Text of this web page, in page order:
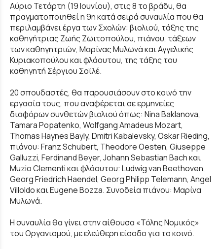
Αύριο Τετάρτη (19 Ιουνίου), στις 8 το βράδυ, θα
πραγματοποιηθεί η 9η κατά σειρά συναυλία που θα
περιλαμβάνει έργα των Σχολών: βιολιού, τάξης της
καθηγήτριας Ζωής Ζωιτοπούλου, πιάνου, τάξεων
των καθηγητριών, Μαρίνας Μυλωνά και Αγγελικής
Κυριακοπούλου και φλάουτου, της τάξης του
καθηγητή Σέργιου Σοϊλέ.
20 σπουδαστές, θα παρουσιάσουν στο κοινό την
εργασία τους, που αναφέρεται σε ερμηνείες
διαφόρων συνθετών βιολιού όπως: Nina Baklanova,
Tamara Popatenko, Wolfgang Amadeus Mozart,
Thomas Haynes Bayly, Dmitri Kabalevsky, Oskar Rieding,
πιάνου: Franz Schubert, Theodore Oesten, Giuseppe
Galluzzi, Ferdinand Beyer, Johann Sebastian Bach και
Muzio Clementi και φλάουτου: Ludwig van Beethoven,
Georg Friedrich Haendel, Georg Philipp Telemann, Angel
Villoldo και Eugene Bozza. Συνοδεία πιάνου: Μαρίνα
Μυλωνά.
Η συναυλία θα γίνει στην αίθουσα «Τόλης Νομικός»
του Οργανισμού, με ελεύθερη είσοδο για το κοινό.